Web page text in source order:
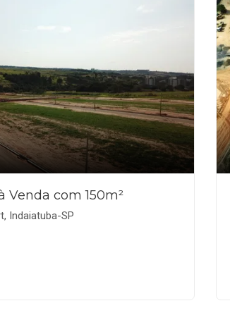
Venda com 150m²
Indaiatuba-SP